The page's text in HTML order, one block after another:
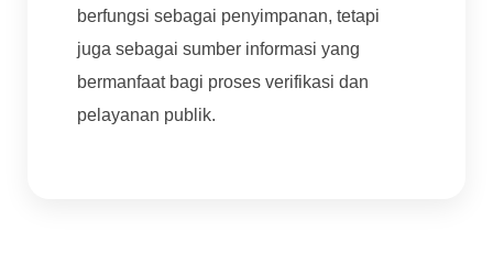
berfungsi sebagai penyimpanan, tetapi
juga sebagai sumber informasi yang
bermanfaat bagi proses verifikasi dan
pelayanan publik.